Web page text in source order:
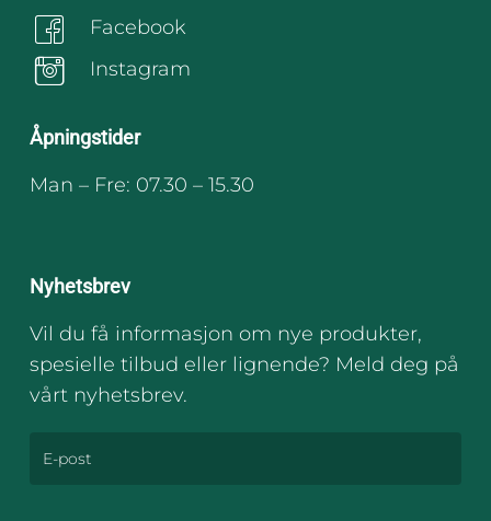
Facebook
Instagram
Åpningstider
Man – Fre: 07.30 – 15.30
Nyhetsbrev
Vil du få informasjon om nye produkter,
spesielle tilbud eller lignende? Meld deg på
vårt nyhetsbrev.